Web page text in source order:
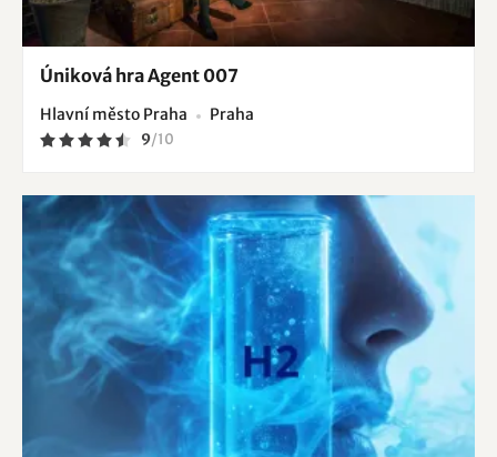
Úniková hra Agent 007
Hlavní město Praha Praha
9/10